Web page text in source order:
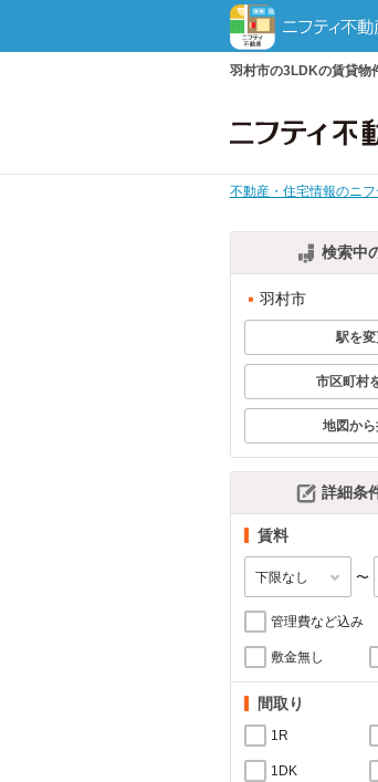
羽村市の3LDKの賃貸物
不動産・住宅情報のニ
検索中
羽村市
駅を
市区町村
地図か
詳細条
賃料
〜
管理費など込み
敷金無し
間取り
1R
1DK